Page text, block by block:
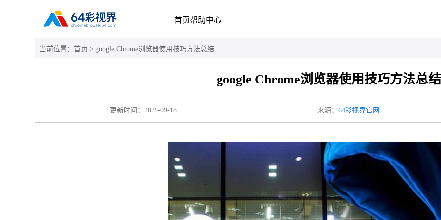
首页帮助中心
当前位置： 首页 > google Chrome浏览器使用技巧方法总结
google Chrome浏览器使用技巧方法总结
更新时间： 2025-09-18 来源： 64彩视界官网